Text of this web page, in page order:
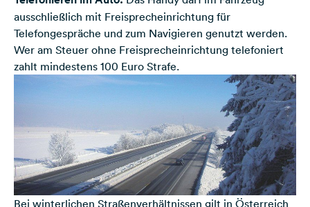
ausschließlich mit Freisprecheinrichtung für
Telefongespräche und zum Navigieren genutzt werden.
Wer am Steuer ohne Freisprecheinrichtung telefoniert
zahlt mindestens 100 Euro Strafe.
Bei winterlichen Straßenverhältnissen gilt in Österreich